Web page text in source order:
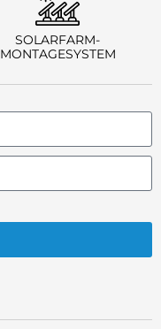
SOLARFARM-
MONTAGESYSTEM